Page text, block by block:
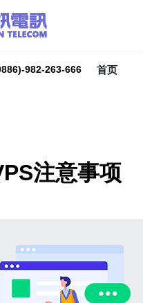
982-263-666 首页
注意事项